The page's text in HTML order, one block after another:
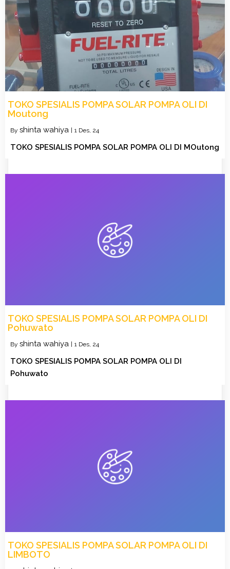
TOKO SPESIALIS POMPA SOLAR POMPA OLI DI
Moutong
By shinta wahiya | 1 Des, 24
TOKO SPESIALIS POMPA SOLAR POMPA OLI DI MOutong
TOKO SPESIALIS POMPA SOLAR POMPA OLI DI
Pohuwato
By shinta wahiya 1 Des, 24
TOKO SPESIALIS POMPA SOLAR POMPA OLI DI
Pohuwato
TOKO SPESIALIS POMPA SOLAR POMPA OLI DI
LIMBOTO